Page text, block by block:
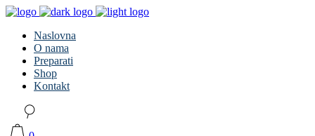
Naslovna
O nama
Preparati
Shop
Kontakt